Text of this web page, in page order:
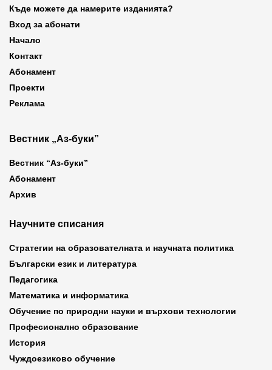
Къде можете да намерите изданията?
Вход за абонати
Начало
Контакт
Абонамент
Проекти
Реклама
Вестник „Аз-буки”
Вестник “Аз-буки”
Абонамент
Архив
Научните списания
Стратегии на образователната и научната политика
Български език и литература
Педагогика
Математика и информатика
Обучение по природни науки и върхови технологии
Професионално образование
История
Чуждоезиково обучение